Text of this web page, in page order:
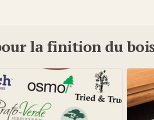
la finition du